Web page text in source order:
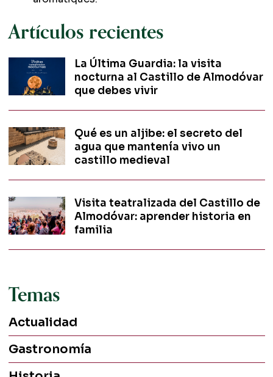
Artículos recientes
La Última Guardia: la visita
nocturna al Castillo de Almodóvar
que debes vivir
Qué es un aljibe: el secreto del
agua que mantenía vivo un
castillo medieval
Visita teatralizada del Castillo de
Almodóvar: aprender historia en
familia
Temas
Actualidad
Gastronomía